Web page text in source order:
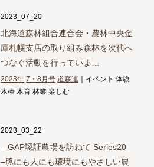
2023_07_20
北海道森林組合連合会・農林中央金
庫札幌支店の取り組み森林を次代へ
つなぐ活動を行っていま…
2023年 7・8月号 道森連 ｜イベント 体験
木棒 木育 林業 楽しむ
2023_03_22
– GAP認証農場を訪ねて Series20
–豚にも人にも環境にもやさしい農